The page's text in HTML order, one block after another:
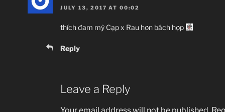
JULY 13, 2017 AT 00:02
thích đam mỹ Cạp x Rau hơn bách hợp
Reply
Leave a Reply